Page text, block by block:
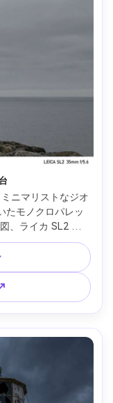
ニマリストなジオ
たモノクロパレッ
、ライカ SL2 で撮
ン、柔らかい拡散
、クリーンな編集